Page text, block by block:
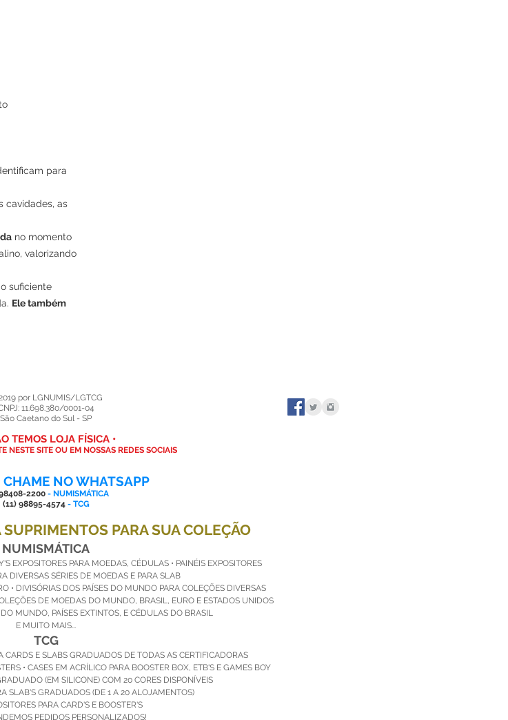
para
cavidades, as
no momento
valorizando
suficiente
Ele também
por LGNUMIS/LGTCG
11.698.380/0001-04
São Caetano do Sul - SP
TEMOS LOJA FÍSICA •
NESTE SITE OU EM NOSSAS REDES SOCIAIS
NO WHATSAPP
2200 - NUMISMÁTICA
(11) 98895-4574- TCG
PARA SUA COLEÇÃO
NUMISMÁTICA
EXPOSITORES PARA MOEDAS, CÉDULAS • PAINÉIS EXPOSITORES
DIVERSAS SÉRIES DE MOEDAS E PARA SLAB
• DIVISÓRIAS DOS PAÍSES DO MUNDO PARA COLEÇÕES DIVERSAS
DE MOEDAS DO MUNDO, BRASIL, EURO E ESTADOS UNIDOS
MUNDO, PAÍSES EXTINTOS, E CÉDULAS DO BRASIL
E MUITO MAIS...
TCG
CARDS E SLABS GRADUADOS DE TODAS AS CERTIFICADORAS
• CASES EM ACRÍLICO PARA BOOSTER BOX, ETB'S E GAMES BOY
(EM SILICONE) COM 20 CORES DISPONÍVEIS
SLAB'S GRADUADOS (DE 1 A 20 ALOJAMENTOS)
PARA CARD'S E BOOSTER'S
PEDIDOS PERSONALIZADOS!